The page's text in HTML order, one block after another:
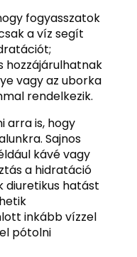
fogyasszatok
a víz segít
hozzájárulhatnak
vagy az uborka
rendelkezik.
arra is, hogy
Sajnos
kávé vagy
a hidratáció
diuretikus hatást
inkább vízzel
pótolni